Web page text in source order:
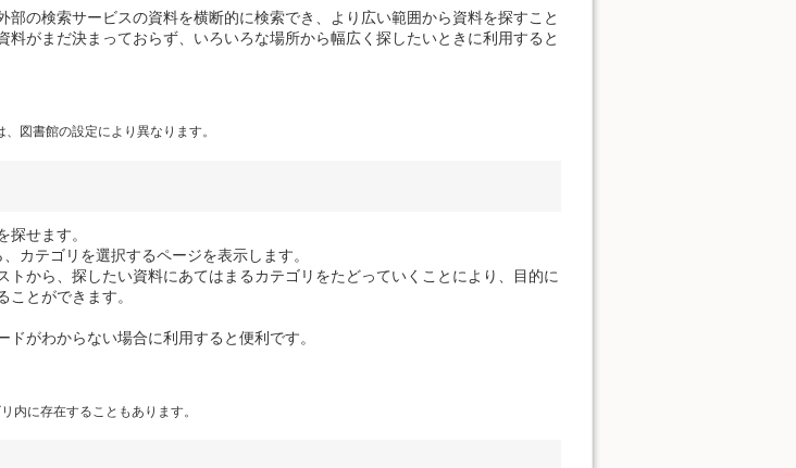
部の検索サービスの資料を横断的に検索でき、より広い範囲から資料を探すこと
料がまだ決まっておらず、いろいろな場所から幅広く探したいときに利用すると
図書館の設定により異なります。
探せます。
カテゴリを選択するページを表示します。
トから、探したい資料にあてはまるカテゴリをたどっていくことにより、目的に
ことができます。
ドがわからない場合に利用すると便利です。
内に存在することもあります。